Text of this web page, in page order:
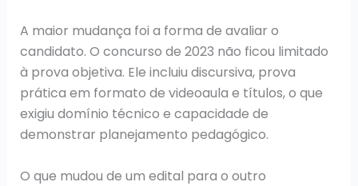
A maior mudança foi a forma de avaliar o
candidato. O concurso de 2023 não ficou limitado
à prova objetiva. Ele incluiu discursiva, prova
prática em formato de videoaula e títulos, o que
exigiu domínio técnico e capacidade de
demonstrar planejamento pedagógico.
O que mudou de um edital para o outro